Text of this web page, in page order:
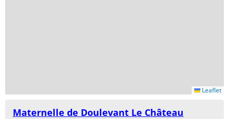
Leaflet
Maternelle de Doulevant Le Château